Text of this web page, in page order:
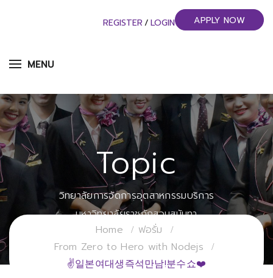
MENU
REGISTER / LOGIN APPLY NOW
Topic
วิทยาลัยการจัดการอุตสาหกรรมบริการ
มหาวิทยาลัยราชภัฏสวนสุนันทา
Home
ฟอรั่ม
From Zero to Hero with Nodejs
✌일본여대생즉석만남!분수쇼❤️